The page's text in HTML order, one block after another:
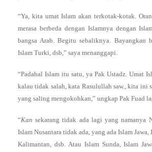
“Ya, kita umat Islam akan terkotak-kotak.
merasa berbeda dengan Islamnya dengan
bangsa Arab. Begitu sebaliknya. Bayangkan
Islam Turki, dsb,” saya menanggapi.
“Padahal Islam itu satu, ya Pak Ustadz. Umat
kalau tidak salah, kata Rasulullah saw., kita ini
yang saling mengokohkan,” ungkap Pak Fuad
“Kan sekarang tidak ada lagi yang namanya
Islam Nusantara tidak ada, yang ada Islam Jawa,
Kalimantan, dsb. Atau Islam Sunda, Islam